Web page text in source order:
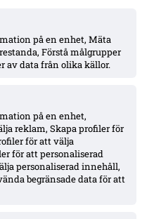
på en enhet, Mäta
Förstå målgrupper
av data från olika källor.
på en enhet,
reklam, Skapa profiler för
för att välja
för att personaliserad
personaliserad innehåll,
begränsade data för att
raka starter – Helstrup:
till 2030
– Luganos plan för år två ger
lånebud på Ibrahim Diabaté –
till 2028